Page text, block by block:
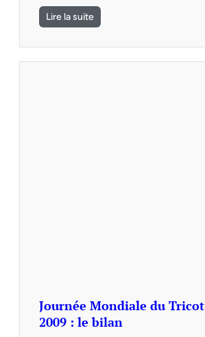
Lire la suite
Journée Mondiale du Tricot
2009 : le bilan